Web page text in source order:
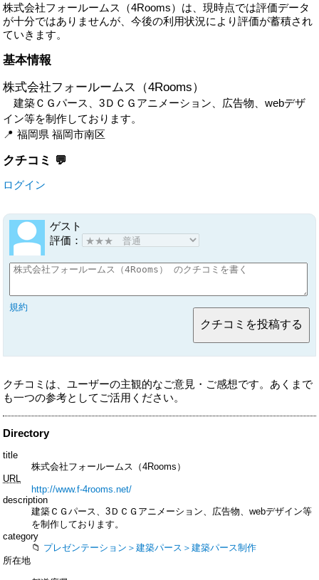
株式会社フォールームス（4Rooms）は、現時点では評価データ
が十分ではありませんが、今後の利用状況により評価が蓄積され
ていきます。
基本情報
株式会社フォールームス（4Rooms）
建築ＣＧパース、3ＤＣＧアニメーション、広告物、webデザ
イン等を制作しております。
福岡県 福岡市南区
クチコミ
ログイン
ゲスト
評価：
規約
クチコミは、ユーザーの主観的なご意見・ご感想です。あくまで
も一つの参考としてご活用ください。
Directory
title
株式会社フォールームス（4Rooms）
URL
http://www.f-4rooms.net/
description
建築ＣＧパース、3ＤＣＧアニメーション、広告物、webデザイン等
を制作しております。
category
プレゼンテーション＞建築パース＞建築パース制作
所在地